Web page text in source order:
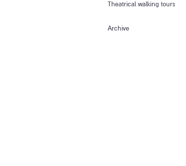
Theatrical walking tours
Archive